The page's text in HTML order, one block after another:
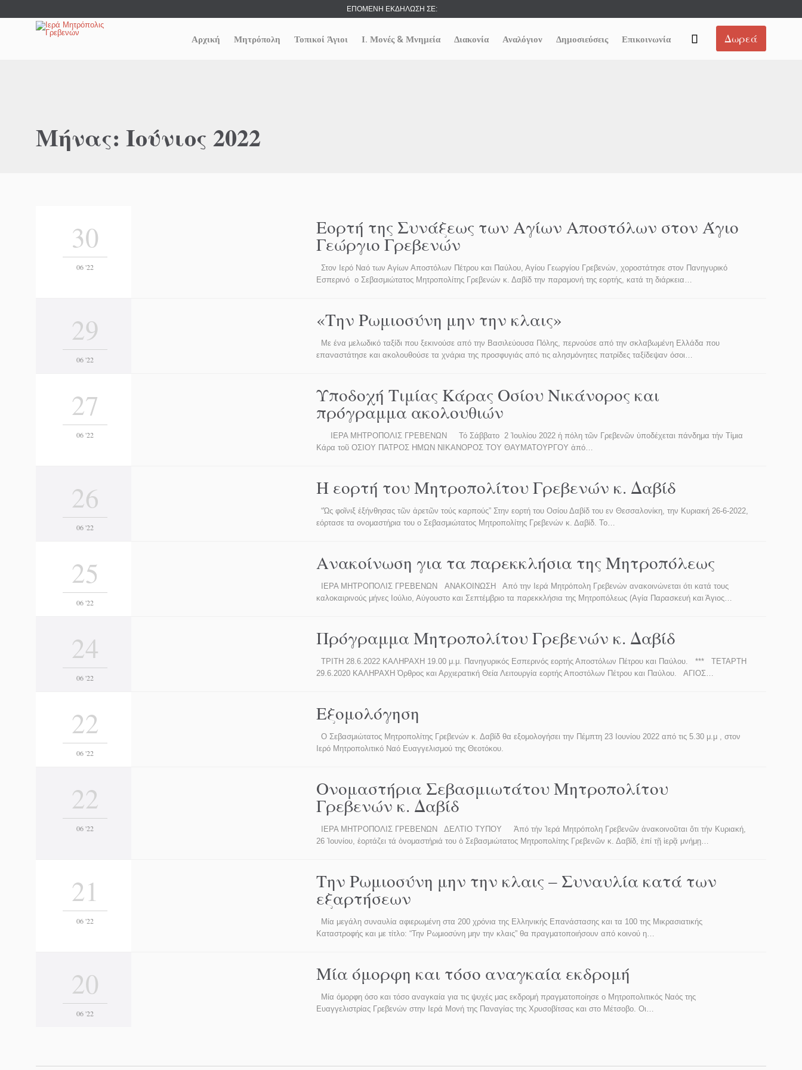
ΕΠΟΜΕΝΗ ΕΚΔΗΛΩΣΗ ΣΕ:
Αρχική Μητρόπολη Τοπικοί Άγιοι Ι. Μονές & Μνημεία Διακονία Αναλόγιον Δημοσιεύσεις Επικοινωνία  Δωρεά
Μήνας: Ιούνιος 2022
30
06 '22
Εορτή της Συνάξεως των Αγίων Αποστόλων στον Άγιο
Γεώργιο Γρεβενών
Στον Ιερό Ναό των Αγίων Αποστόλων Πέτρου και Παύλου, Αγίου Γεωργίου Γρεβενών, χοροστάτησε στον Πανηγυρικό
Εσπερινό ο Σεβασμιώτατος Μητροπολίτης Γρεβενών κ. Δαβίδ την παραμονή της εορτής, κατά τη διάρκεια…
29
06 '22
«Την Ρωμιοσύνη μην την κλαις»
Με ένα μελωδικό ταξίδι που ξεκινούσε από την Βασιλεύουσα Πόλης, περνούσε από την σκλαβωμένη Ελλάδα που
επαναστάτησε και ακολουθούσε τα χνάρια της προσφυγιάς από τις αλησμόνητες πατρίδες ταξίδεψαν όσοι…
27
06 '22
Υποδοχή Τιμίας Κάρας Οσίου Νικάνορος και
πρόγραμμα ακολουθιών
ΙΕΡΑ ΜΗΤΡΟΠΟΛΙΣ ΓΡΕΒΕΝΩΝ Τό Σάββατο 2 Ἰουλίου 2022 ἡ πόλη τῶν Γρεβενῶν ὑποδέχεται πάνδημα τήν Τίμια
Κάρα τοῦ ΟΣΙΟΥ ΠΑΤΡΟΣ ΗΜΩΝ ΝΙΚΑΝΟΡΟΣ ΤΟΥ ΘΑΥΜΑΤΟΥΡΓΟΥ ἀπό…
26
06 '22
Η εορτή του Μητροπολίτου Γρεβενών κ. Δαβίδ
“Ὡς φοῖνιξ ἐξήνθησας τῶν ἀρετῶν τούς καρπούς” Στην εορτή του Οσίου Δαβίδ του εν Θεσσαλονίκη, την Κυριακή 26-6-2022,
εόρτασε τα ονομαστήρια του ο Σεβασμιώτατος Μητροπολίτης Γρεβενών κ. Δαβίδ. Το…
25
06 '22
Ανακοίνωση για τα παρεκκλήσια της Μητροπόλεως
ΙΕΡΑ ΜΗΤΡΟΠΟΛΙΣ ΓΡΕΒΕΝΩΝ ANAKOINΩΣΗ Από την Ιερά Μητρόπολη Γρεβενών ανακοινώνεται ότι κατά τους
καλοκαιρινούς μήνες Ιούλιο, Αύγουστο και Σεπτέμβριο τα παρεκκλήσια της Μητροπόλεως (Αγία Παρασκευή και Άγιος…
24
06 '22
Πρόγραμμα Μητροπολίτου Γρεβενών κ. Δαβίδ
TΡΙΤΗ 28.6.2022 ΚΑΛΗΡΑΧΗ 19.00 μ.μ. Πανηγυρικός Εσπερινός εορτής Αποστόλων Πέτρου και Παύλου. *** ΤΕΤΑΡΤΗ
29.6.2020 ΚΑΛΗΡΑΧΗ Όρθρος και Αρχιερατική Θεία Λειτουργία εορτής Αποστόλων Πέτρου και Παύλου. ΑΓΙΟΣ…
22
06 '22
Εξομολόγηση
Ο Σεβασμιώτατος Μητροπολίτης Γρεβενών κ. Δαβίδ θα εξομολογήσει την Πέμπτη 23 Ιουνίου 2022 από τις 5.30 μ.μ , στον
Ιερό Μητροπολιτικό Ναό Ευαγγελισμού της Θεοτόκου.
22
06 '22
Ονομαστήρια Σεβασμιωτάτου Μητροπολίτου
Γρεβενών κ. Δαβίδ
ΙΕΡΑ ΜΗΤΡΟΠΟΛΙΣ ΓΡΕΒΕΝΩΝ ΔΕΛΤΙΟ ΤΥΠΟΥ Ἀπό τήν Ἱερά Μητρόπολη Γρεβενῶν ἀνακοινοῦται ὅτι τήν Κυριακή,
26 Ἰουνίου, ἑορτάζει τά ὀνομαστήριά του ὁ Σεβασμιώτατος Μητροπολίτης Γρεβενῶν κ. Δαβίδ, ἐπί τῇ ἱερᾷ μνήμῃ…
21
06 '22
Την Ρωμιοσύνη μην την κλαις – Συναυλία κατά των
εξαρτήσεων
Μία μεγάλη συναυλία αφιερωμένη στα 200 χρόνια της Ελληνικής Επανάστασης και τα 100 της Μικρασιατικής
Καταστροφής και με τίτλο: “Την Ρωμιοσύνη μην την κλαις” θα πραγματοποιήσουν από κοινού η…
20
06 '22
Μία όμορφη και τόσο αναγκαία εκδρομή
Μία όμορφη όσο και τόσο αναγκαία για τις ψυχές μας εκδρομή πραγματοποίησε ο Μητροπολιτικός Ναός της
Ευαγγελιστρίας Γρεβενών στην Ιερά Μονή της Παναγίας της Χρυσοβίτσας και στο Μέτσοβο. Οι…